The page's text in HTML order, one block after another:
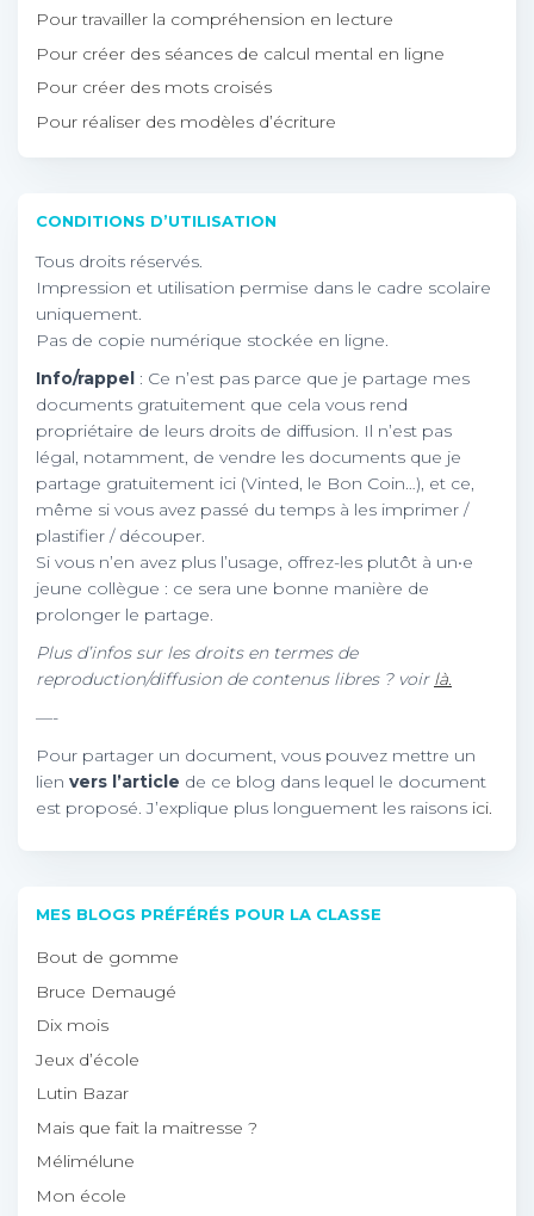
Pour travailler la compréhension en lecture
Pour créer des séances de calcul mental en ligne
Pour créer des mots croisés
Pour réaliser des modèles d’écriture
CONDITIONS D’UTILISATION
Tous droits réservés.
Impression et utilisation permise dans le cadre scolaire
uniquement.
Pas de copie numérique stockée en ligne.
Info/rappel : Ce n’est pas parce que je partage mes
documents gratuitement que cela vous rend
propriétaire de leurs droits de diffusion. Il n’est pas
légal, notamment, de vendre les documents que je
partage gratuitement ici (Vinted, le Bon Coin…), et ce,
même si vous avez passé du temps à les imprimer /
plastifier / découper.
Si vous n’en avez plus l’usage, offrez-les plutôt à un•e
jeune collègue : ce sera une bonne manière de
prolonger le partage.
Plus d’infos sur les droits en termes de
reproduction/diffusion de contenus libres ? voir là.
—-
Pour partager un document, vous pouvez mettre un
lien vers l’article de ce blog dans lequel le document
est proposé. J’explique plus longuement les raisons ici.
MES BLOGS PRÉFÉRÉS POUR LA CLASSE
Bout de gomme
Bruce Demaugé
Dix mois
Jeux d’école
Lutin Bazar
Mais que fait la maitresse ?
Mélimélune
Mon école